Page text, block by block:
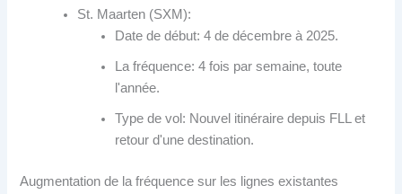
St. Maarten (SXM):
Date de début: 4 de décembre à 2025.
La fréquence: 4 fois par semaine, toute
l'année.
Type de vol: Nouvel itinéraire depuis FLL et
retour d'une destination.
Augmentation de la fréquence sur les lignes existantes